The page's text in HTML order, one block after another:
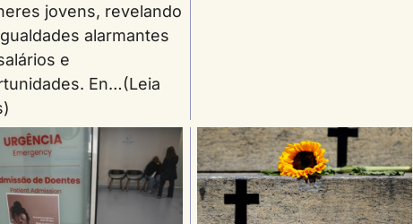
jovens, revelando
alarmantes
e
En…(Leia